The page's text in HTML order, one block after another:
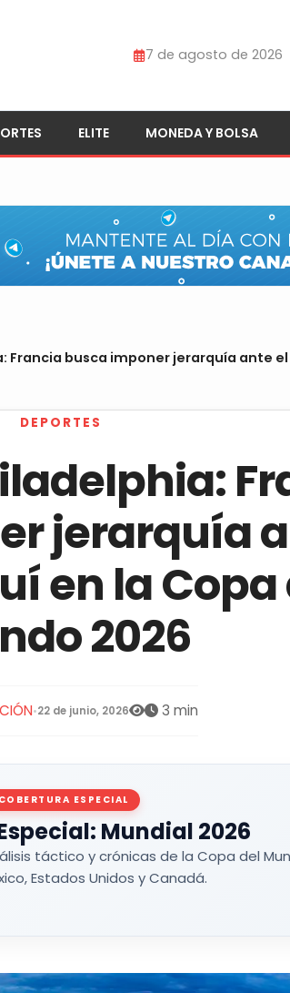
7 de agosto de 2026
ELITE MONEDA Y BOLSA
Francia busca imponer jerarquía ante
DEPORTES
jerarquía
en la Copa
2026
•22 de junio, 2026 3 min
COBERTURA ESPECIAL
Mundial 2026
táctico y crónicas de la Copa del
Estados Unidos y Canadá.